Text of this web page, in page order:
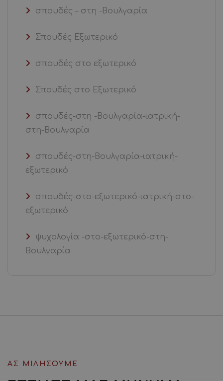
σπουδές – στη -Βουλγαρία
Σπουδές Εξωτερικό
σπουδές στο εξωτερικό
Σπουδές στο Εξωτερικό
σπουδές-στη -Βουλγαρία-ιατρική-
στη-Βουλγαρία
σπουδές-στη-Βουλγαρία-ιατρική-
εξωτερικό
σπουδές-στο-εξωτερικό-ιατρική-στο-
εξωτερικό
ψυχολογία -στο-εξωτερικό-στη-
Βουλγαρία
ΑΣ ΜΙΛΗΣΟΥΜΕ